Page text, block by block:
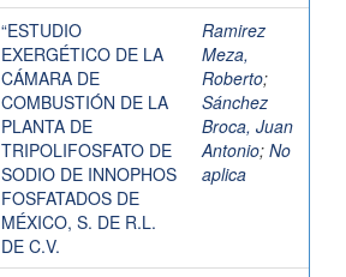
“ESTUDIO
EXERGÉTICO DE LA
CÁMARA DE
COMBUSTIÓN DE LA
PLANTA DE
TRIPOLIFOSFATO DE
SODIO DE INNOPHOS
FOSFATADOS DE
MÉXICO, S. DE R.L.
DE C.V.
Ramirez
Meza,
Roberto;
Sánchez
Broca, Juan
Antonio; No
aplica